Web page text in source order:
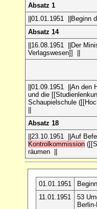
Absatz 1
||01.01.1951 ||Beginn
Absatz 14
||16.08.1951 ||Der
Verlagswesen]] ||
||01.09.1951 ||An den
und die
Schaupielschule
||
Absatz 18
||23.10.1951 ||Auf
Kontrolkommission
räumen ||
01.01.1951
11.01.1951
53